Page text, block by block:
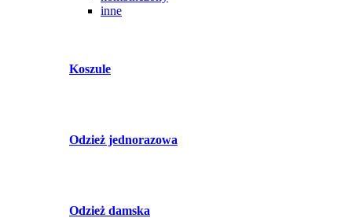
inne
Koszule
Odzież jednorazowa
Odzież damska